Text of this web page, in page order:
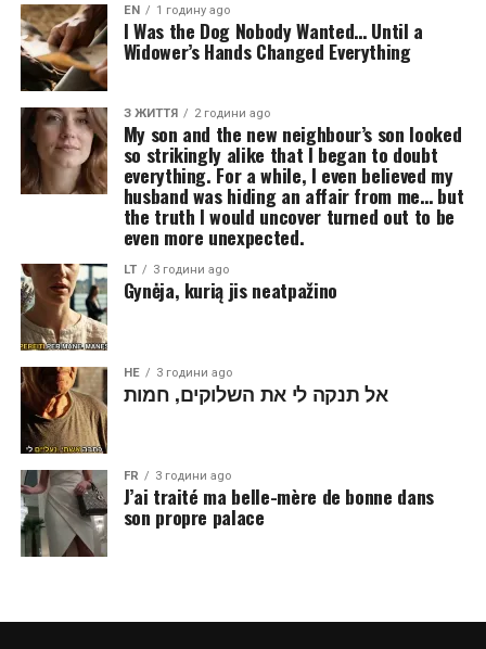
EN 1 годину ago
I Was the Dog Nobody Wanted… Until a
Widower’s Hands Changed Everything
З ЖИТТЯ 2 години ago
My son and the new neighbour’s son looked
so strikingly alike that I began to doubt
everything. For a while, I even believed my
husband was hiding an affair from me… but
the truth I would uncover turned out to be
even more unexpected.
LT 3 години ago
Gynėja, kurią jis neatpažino
HE 3 години ago
אל תנקה לי את השלוקים, חמות
FR 3 години ago
J’ai traité ma belle-mère de bonne dans
son propre palace